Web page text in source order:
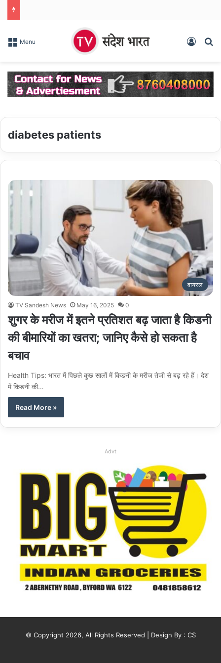
Menu Log In
diabetes patients
वायरल
TV Sandesh News May 16, 2025 0
शुगर के मरीज में इतने प्रतिशत बढ़ जाता है किडनी
की बीमारियों का खतरा; जानिए कैसे हो सकता है
बचाव
Health Tips: भारत में पिछले कुछ सालों में किडनी के मरीज तेजी से बढ़ रहे हैं। देश
में किडनी की…
Read More »
Advt
© Copyright 2026, All Rights Reserved | Design By : CS